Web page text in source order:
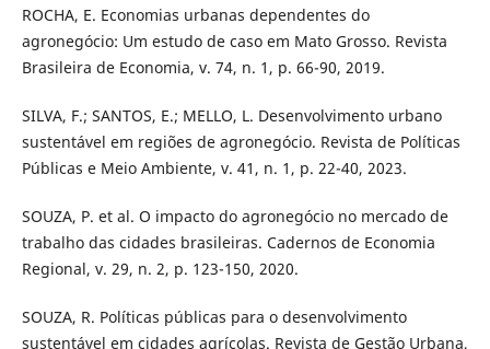
ROCHA, E. Economias urbanas dependentes do
agronegócio: Um estudo de caso em Mato Grosso. Revista
Brasileira de Economia, v. 74, n. 1, p. 66-90, 2019.
SILVA, F.; SANTOS, E.; MELLO, L. Desenvolvimento urbano
sustentável em regiões de agronegócio. Revista de Políticas
Públicas e Meio Ambiente, v. 41, n. 1, p. 22-40, 2023.
SOUZA, P. et al. O impacto do agronegócio no mercado de
trabalho das cidades brasileiras. Cadernos de Economia
Regional, v. 29, n. 2, p. 123-150, 2020.
SOUZA, R. Políticas públicas para o desenvolvimento
sustentável em cidades agrícolas. Revista de Gestão Urbana,